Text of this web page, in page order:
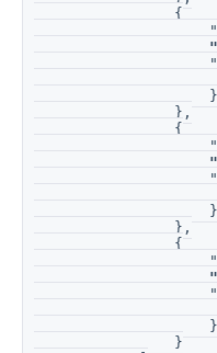
                {
                    }
                },
                {
                    }
                },
                {
                    }
                }